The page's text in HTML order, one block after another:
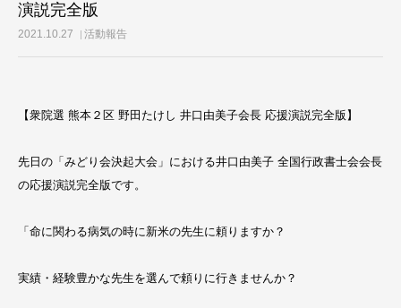
演説完全版
2021.10.27 活動報告
【衆院選 熊本２区 野田たけし 井口由美子会長 応援演説完全版】
先日の「みどり会決起大会」における井口由美子 全国行政書士会会長
の応援演説完全版です。
「命に関わる病気の時に新米の先生に頼りますか？
実績・経験豊かな先生を選んで頼りに行きませんか？